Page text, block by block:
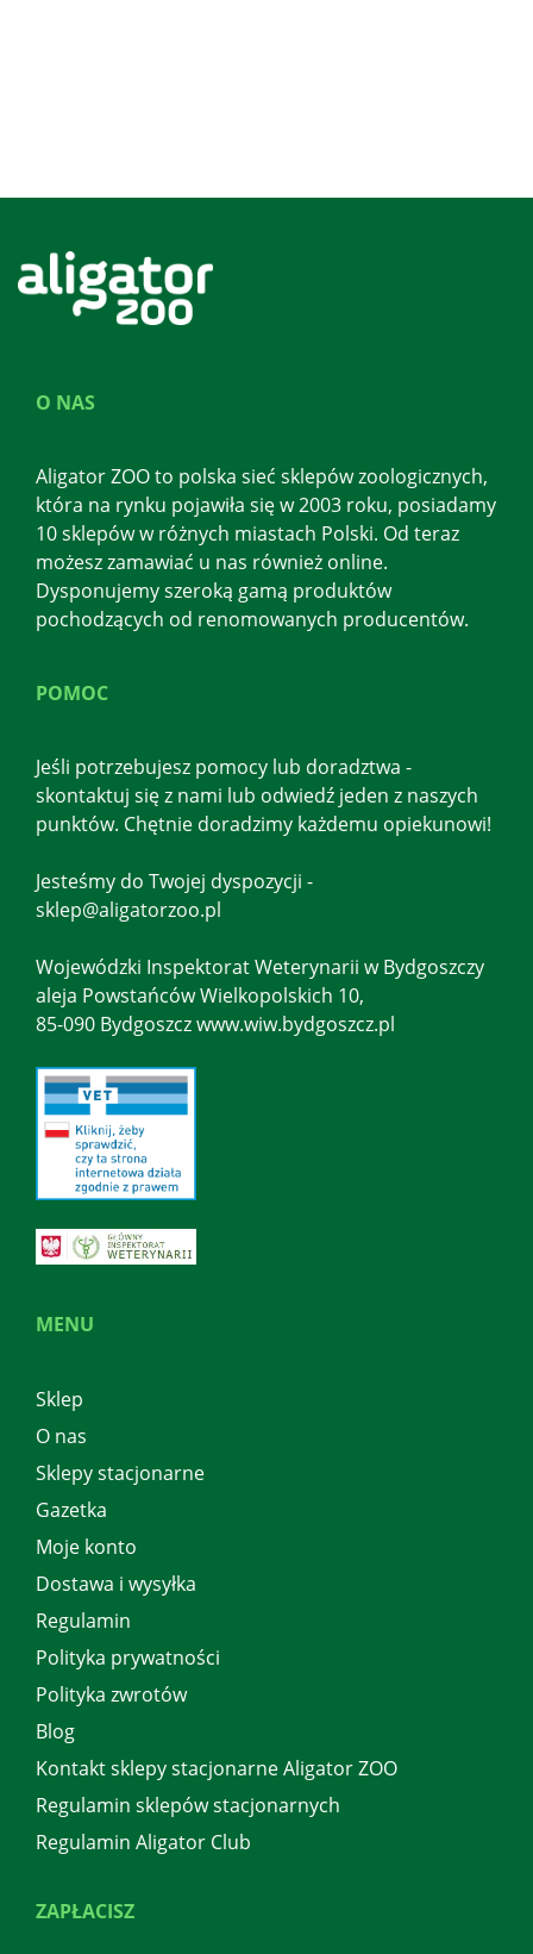
O NAS
Aligator ZOO to polska sieć sklepów zoologicznych,
która na rynku pojawiła się w 2003 roku, posiadamy
10 sklepów w różnych miastach Polski. Od teraz
możesz zamawiać u nas również online.
Dysponujemy szeroką gamą produktów
pochodzących od renomowanych producentów.
MENU
Sklep
O nas
Sklepy stacjonarne
Gazetka
Moje konto
Dostawa i wysyłka
Regulamin
Polityka prywatności
Polityka zwrotów
Blog
Kontakt sklepy stacjonarne Aligator ZOO
Regulamin sklepów stacjonarnych
Regulamin Aligator Club
ZAPŁACISZ
POMOC
Jeśli potrzebujesz pomocy lub doradztwa -
skontaktuj się z nami lub odwiedź jeden z naszych
punktów. Chętnie doradzimy każdemu opiekunowi!
Jesteśmy do Twojej dyspozycji -
sklep@aligatorzoo.pl
Wojewódzki Inspektorat Weterynarii w Bydgoszczy
aleja Powstańców Wielkopolskich 10,
85-090 Bydgoszcz www.wiw.bydgoszcz.pl